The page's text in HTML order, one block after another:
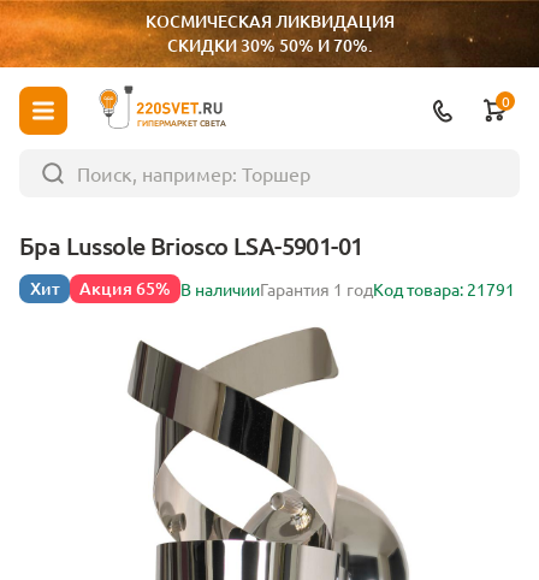
КОСМИЧЕСКАЯ ЛИКВИДАЦИЯ
СКИДКИ 30% 50% И 70%.
ГИПЕРМАРКЕТ СВЕТА
0
Бра Lussole Briosco LSA-5901-01
Хит Акция 65% В наличииГарантия 1 годКод товара: 21791